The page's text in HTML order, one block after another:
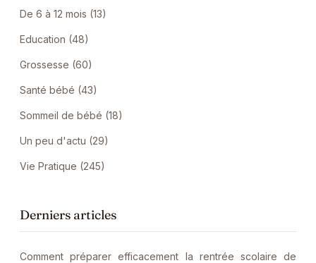
De 6 à 12 mois (13)
Education (48)
Grossesse (60)
Santé bébé (43)
Sommeil de bébé (18)
Un peu d'actu (29)
Vie Pratique (245)
Derniers articles
Comment préparer efficacement la rentrée scolaire de